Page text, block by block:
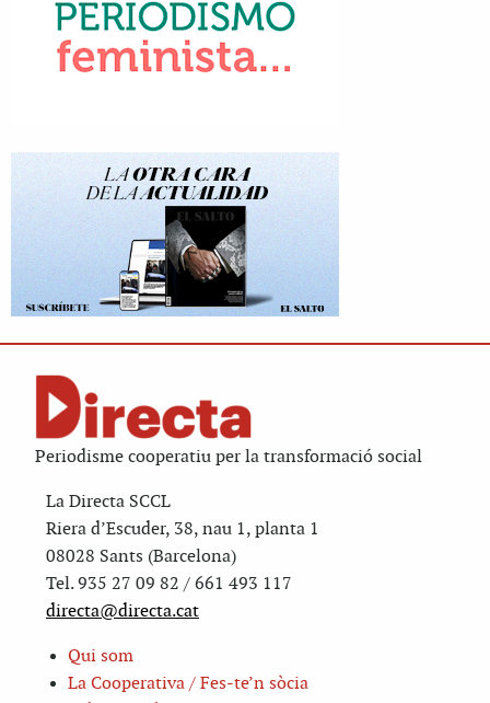
Periodisme cooperatiu per la transformació social
La Directa SCCL
Riera d’Escuder, 38, nau 1, planta 1
08028 Sants (Barcelona)
Tel. 935 27 09 82 / 661 493 117
directa@directa.cat
Qui som
La Cooperativa / Fes-te’n sòcia